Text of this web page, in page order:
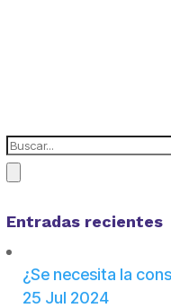
Entradas recientes
¿Se necesita la
25 Jul 2024